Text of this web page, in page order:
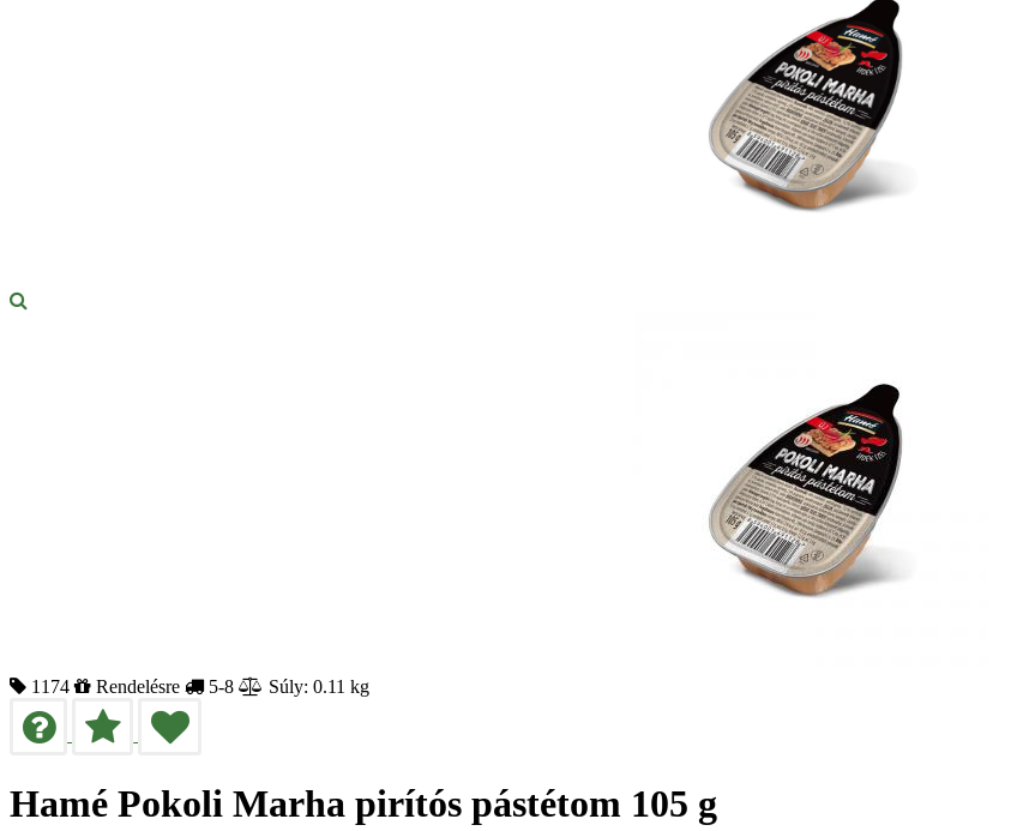
1174 Rendelésre 5-8 Súly: 0.11 kg
Hamé Pokoli Marha pirítós pástétom 105 g